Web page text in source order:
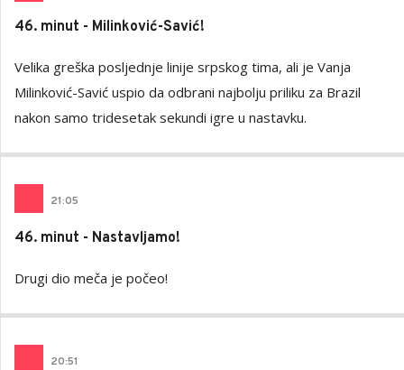
46. minut - Milinković-Savić!
Velika greška posljednje linije srpskog tima, ali je Vanja
Milinković-Savić uspio da odbrani najbolju priliku za Brazil
nakon samo tridesetak sekundi igre u nastavku.
21:05
46. minut - Nastavljamo!
Drugi dio meča je počeo!
20:51